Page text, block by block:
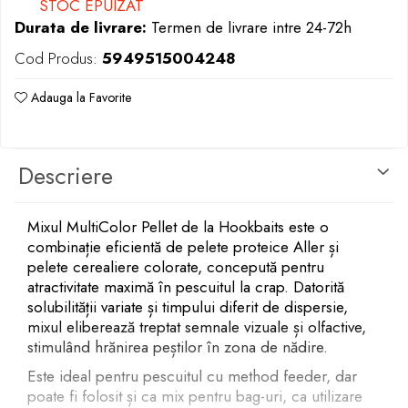
Opritoare pescuit
Crosete si burghie pescuit
Foarfeca pescuit
Tub antitangle
STOC EPUIZAT
Durata de livrare: Termen de livrare intre 24-72h
Cod Produs: 5949515004248
Adauga la Favorite
Descriere
Mixul MultiColor Pellet de la Hookbaits este o
combinație eficientă de pelete proteice Aller și
pelete cerealiere colorate, concepută pentru
atractivitate maximă în pescuitul la crap. Datorită
solubilității variate și timpului diferit de dispersie,
mixul eliberează treptat semnale vizuale și olfactive,
stimulând hrănirea peștilor în zona de nădire.
Este ideal pentru pescuitul cu method feeder, dar
poate fi folosit și ca mix pentru bag-uri, ca utilizare